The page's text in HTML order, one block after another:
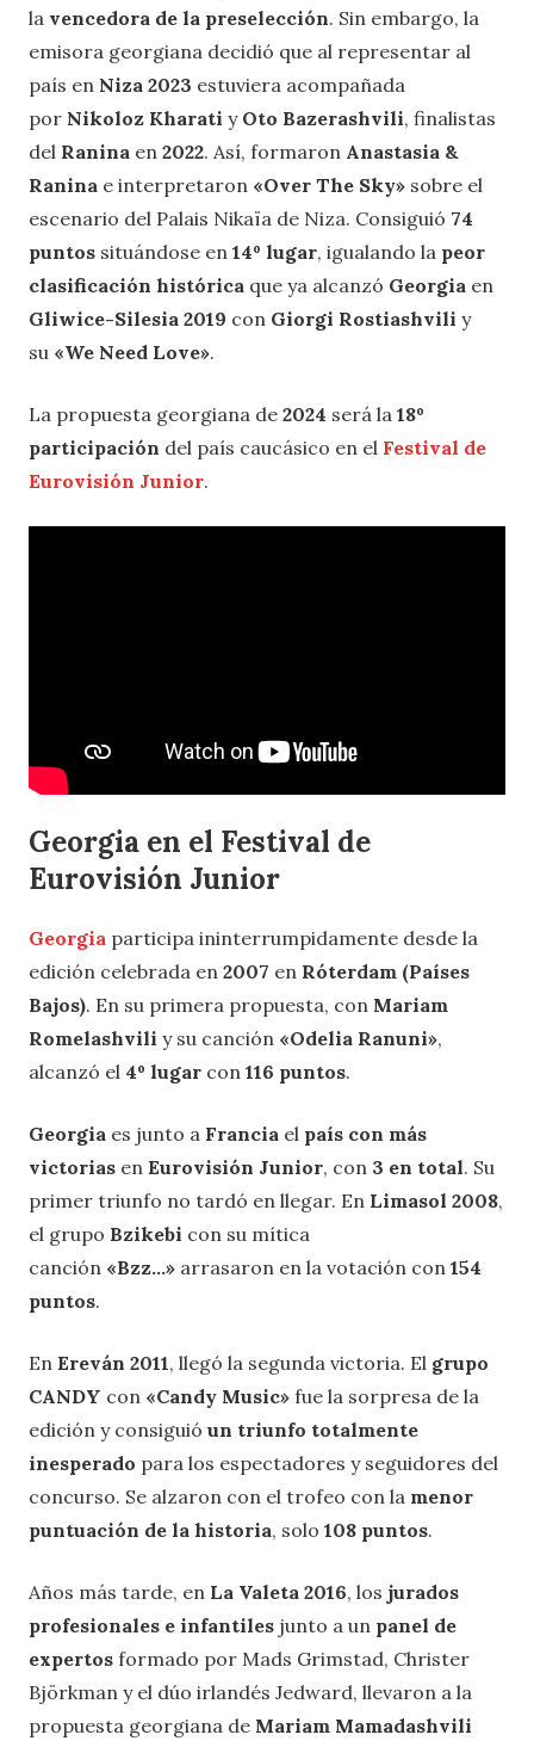
la vencedora de la preselección. Sin embargo, la
emisora georgiana decidió que al representar al
país en Niza 2023 estuviera acompañada
por Nikoloz Kharati y Oto Bazerashvili, finalistas
del Ranina en 2022. Así, formaron Anastasia &
Ranina e interpretaron «Over The Sky» sobre el
escenario del Palais Nikaïa de Niza. Consiguió 74
puntos situándose en 14º lugar, igualando la peor
clasificación histórica que ya alcanzó Georgia en
Gliwice-Silesia 2019 con Giorgi Rostiashvili y
su «We Need Love».
La propuesta georgiana de 2024 será la 18º
participación del país caucásico en el Festival de
Eurovisión Junior.
Georgia en el Festival de
Eurovisión Junior
Georgia participa ininterrumpidamente desde la
edición celebrada en 2007 en Róterdam (Países
Bajos). En su primera propuesta, con Mariam
Romelashvili y su canción «Odelia Ranuni»,
alcanzó el 4º lugar con 116 puntos.
Georgia es junto a Francia el país con más
victorias en Eurovisión Junior, con 3 en total. Su
primer triunfo no tardó en llegar. En Limasol 2008,
el grupo Bzikebi con su mítica
canción «Bzz…» arrasaron en la votación con 154
puntos.
En Ereván 2011, llegó la segunda victoria. El grupo
CANDY con «Candy Music» fue la sorpresa de la
edición y consiguió un triunfo totalmente
inesperado para los espectadores y seguidores del
concurso. Se alzaron con el trofeo con la menor
puntuación de la historia, solo 108 puntos.
Años más tarde, en La Valeta 2016, los jurados
profesionales e infantiles junto a un panel de
expertos formado por Mads Grimstad, Christer
Björkman y el dúo irlandés Jedward, llevaron a la
propuesta georgiana de Mariam Mamadashvili